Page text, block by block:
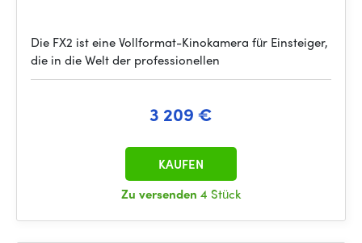
Die FX2 ist eine Vollformat-Kinokamera für Einsteiger,
die in die Welt der professionellen
3 209 €
Zu versenden 4 Stück
KAUFEN